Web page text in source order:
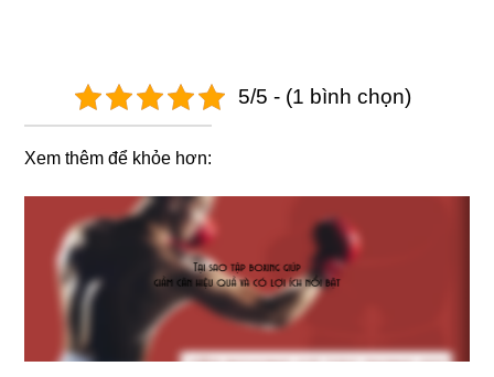
5/5 - (1 bình chọn)
Xem thêm để khỏe hơn: